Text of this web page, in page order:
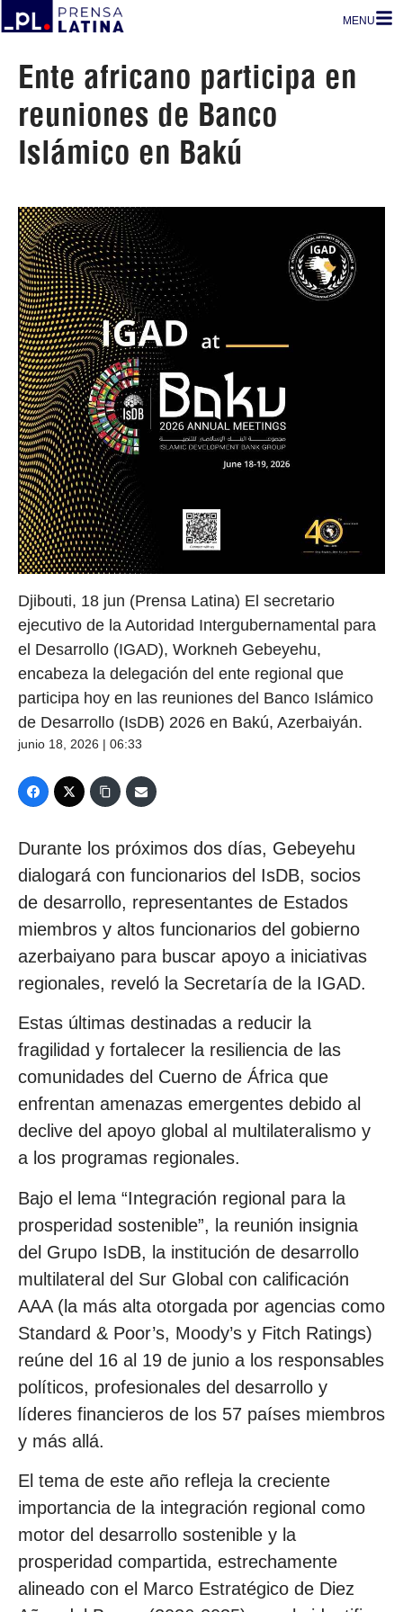
MENU
Ente africano participa en
reuniones de Banco
Islámico en Bakú
Djibouti, 18 jun (Prensa Latina) El secretario
ejecutivo de la Autoridad Intergubernamental para
el Desarrollo (IGAD), Workneh Gebeyehu,
encabeza la delegación del ente regional que
participa hoy en las reuniones del Banco Islámico
de Desarrollo (IsDB) 2026 en Bakú, Azerbaiyán.
junio 18, 2026 | 06:33
Durante los próximos dos días, Gebeyehu
dialogará con funcionarios del IsDB, socios
de desarrollo, representantes de Estados
miembros y altos funcionarios del gobierno
azerbaiyano para buscar apoyo a iniciativas
regionales, reveló la Secretaría de la IGAD.
Estas últimas destinadas a reducir la
fragilidad y fortalecer la resiliencia de las
comunidades del Cuerno de África que
enfrentan amenazas emergentes debido al
declive del apoyo global al multilateralismo y
a los programas regionales.
Bajo el lema “Integración regional para la
prosperidad sostenible”, la reunión insignia
del Grupo IsDB, la institución de desarrollo
multilateral del Sur Global con calificación
AAA (la más alta otorgada por agencias como
Standard & Poor’s, Moody’s y Fitch Ratings)
reúne del 16 al 19 de junio a los responsables
políticos, profesionales del desarrollo y
líderes financieros de los 57 países miembros
y más allá.
El tema de este año refleja la creciente
importancia de la integración regional como
motor del desarrollo sostenible y la
prosperidad compartida, estrechamente
alineado con el Marco Estratégico de Diez